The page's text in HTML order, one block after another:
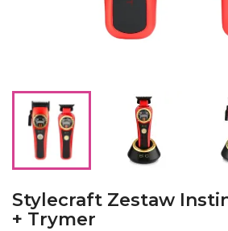
Stylecraft Zestaw
+ Trymer